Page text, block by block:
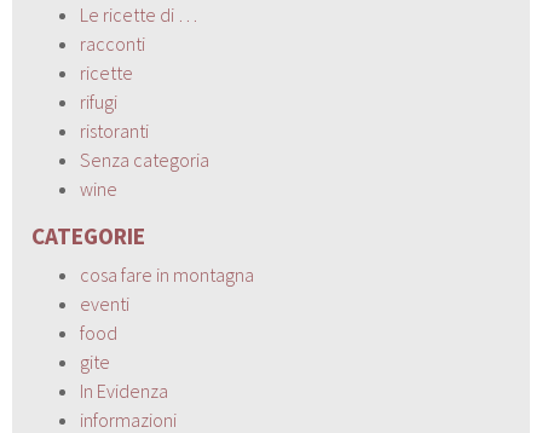
Le ricette di …
racconti
ricette
rifugi
ristoranti
Senza categoria
wine
CATEGORIE
cosa fare in montagna
eventi
food
gite
In Evidenza
informazioni